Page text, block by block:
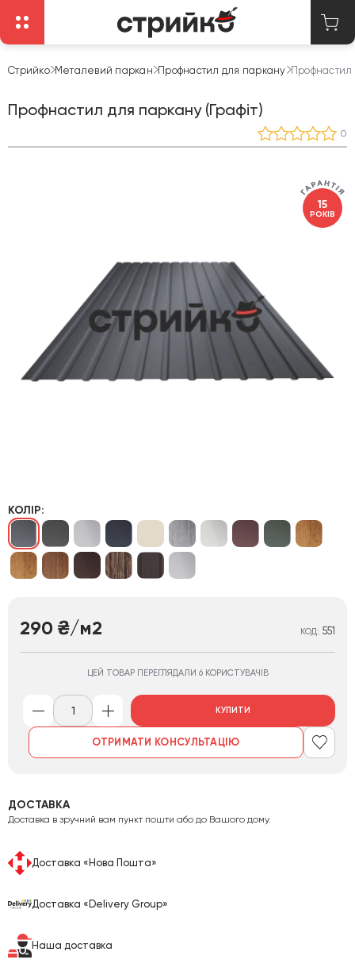
Стрийко Металевий паркан Профнастил для паркану Профнастил
Профнастил для паркану (Графіт)
0
15
РОКІВ
КОЛІР:
290 ₴/м2 КОД: 551
ЦЕЙ ТОВАР ПЕРЕГЛЯДАЛИ 6 КОРИСТУВАЧІВ
КУПИТИ
ОТРИМАТИ КОНСУЛЬТАЦІЮ
ДОСТАВКА
Доставка в зручний вам пункт пошти або до Вашого дому.
Доставка «Нова Пошта»
Доставка «Delivery Group»
Наша доставка